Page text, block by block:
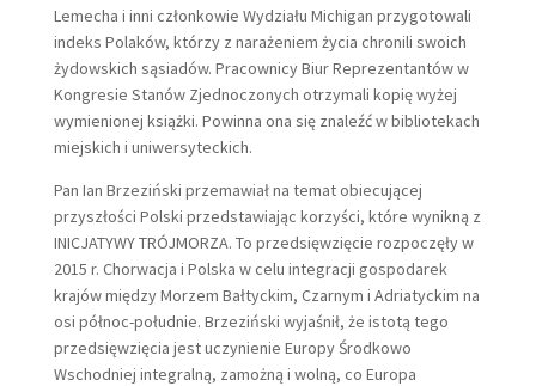
Lemecha i inni członkowie Wydziału Michigan przygotowali
indeks Polaków, którzy z narażeniem życia chronili swoich
żydowskich sąsiadów. Pracownicy Biur Reprezentantów w
Kongresie Stanów Zjednoczonych otrzymali kopię wyżej
wymienionej książki. Powinna ona się znaleźć w bibliotekach
miejskich i uniwersyteckich.
Pan Ian Brzeziński przemawiał na temat obiecującej
przyszłości Polski przedstawiając korzyści, które wynikną z
INICJATYWY TRÓJMORZA. To przedsięwzięcie rozpoczęły w
2015 r. Chorwacja i Polska w celu integracji gospodarek
krajów między Morzem Bałtyckim, Czarnym i Adriatyckim na
osi północ-południe. Brzeziński wyjaśnił, że istotą tego
przedsięwzięcia jest uczynienie Europy Środkowo
Wschodniej integralną, zamożną i wolną, co Europa